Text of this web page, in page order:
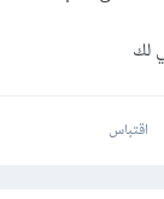
لك
اقتباس